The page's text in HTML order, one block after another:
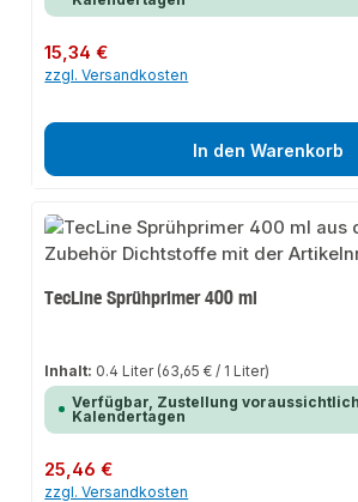
Regulärer Preis:
15,34 €
zzgl. Versandkosten
In den Warenkorb
TecLine Sprühprimer 400 ml
Inhalt: 0.4 Liter (63,65 € / 1 Liter)
Verfügbar, Zustellung
Kalendertagen
Regulärer Preis:
25,46 €
zzgl. Versandkosten